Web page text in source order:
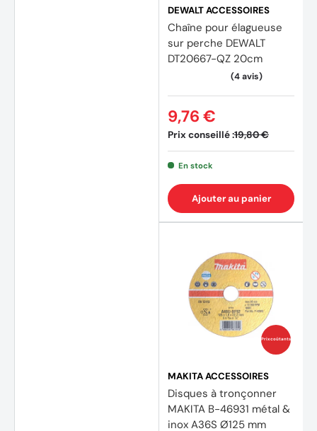
DEWALT ACCESSOIRES
Chaîne pour élagueuse
sur perche DEWALT
DT20667-QZ 20cm
Prix conseillé :19,80 €
9,76 €
En stock
Ajouter au panier
Prix coûtants
MAKITA ACCESSOIRES
Disques à tronçonner
MAKITA B-46931 métal &
inox A36S Ø125 mm